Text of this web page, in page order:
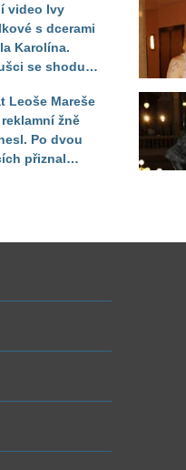
hluboko
video Ivy
s dcerami
Karolína.
se shodují,
Leoše Mareše
žně
Po dvou
přiznal